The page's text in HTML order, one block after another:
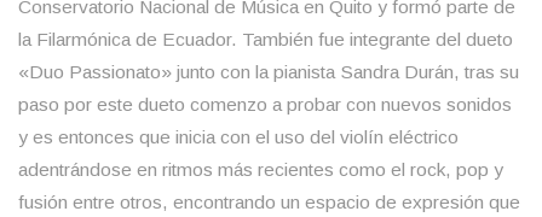
Conservatorio Nacional de Música en Quito y formó parte de
la Filarmónica de Ecuador. También fue integrante del dueto
«Duo Passionato» junto con la pianista Sandra Durán, tras su
paso por este dueto comenzo a probar con nuevos sonidos
y es entonces que inicia con el uso del violín eléctrico
adentrándose en ritmos más recientes como el rock, pop y
fusión entre otros, encontrando un espacio de expresión que